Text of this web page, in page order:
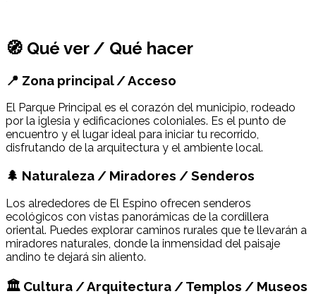
🧭 Qué ver / Qué hacer
📍 Zona principal / Acceso
El Parque Principal es el corazón del municipio, rodeado
por la iglesia y edificaciones coloniales. Es el punto de
encuentro y el lugar ideal para iniciar tu recorrido,
disfrutando de la arquitectura y el ambiente local.
🌲 Naturaleza / Miradores / Senderos
Los alrededores de El Espino ofrecen senderos
ecológicos con vistas panorámicas de la cordillera
oriental. Puedes explorar caminos rurales que te llevarán a
miradores naturales, donde la inmensidad del paisaje
andino te dejará sin aliento.
🏛 Cultura / Arquitectura / Templos / Museos